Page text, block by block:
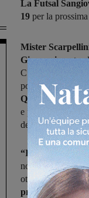
La Futsal
19 per la
Mister
Giovanni,
C regionale al
posto, tre delle
Questi risultati
e poi il ritorno al
della C2.
“Il profilo ideale
nostra, che da
ottimi risultati,
prima squadra”.